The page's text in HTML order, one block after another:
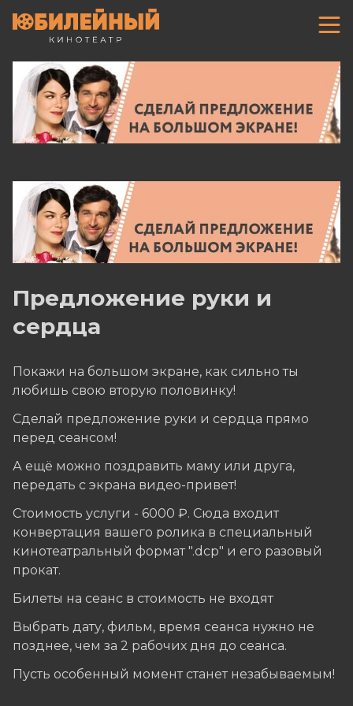
Предложение руки и
сердца
Покажи на большом экране, как сильно ты
любишь свою вторую половинку!
Сделай предложение руки и сердца прямо
перед сеансом!
А ещё можно поздравить маму или друга,
передать с экрана видео-привет!
Стоимость услуги - 6000 ₽. Сюда входит
конвертация вашего ролика в специальный
кинотеатральный формат ".dcp" и его разовый
прокат.
Билеты на сеанс в стоимость не входят
Выбрать дату, фильм, время сеанса нужно не
позднее, чем за 2 рабочих дня до сеанса.
Пусть особенный момент станет незабываемым!